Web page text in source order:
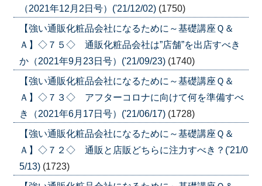
（2021年12月2日号）('21/12/02) (1750)
【強い通販化粧品会社になるために～基礎講座Ｑ＆
Ａ】◇７５◇ 通販化粧品会社は”店舗”を出店すべき
か（2021年9月23日号）('21/09/23) (1740)
【強い通販化粧品会社になるために～基礎講座Ｑ＆
Ａ】◇７３◇ アフターコロナに向けて何を準備すべ
き（2021年6月17日号）('21/06/17) (1728)
【強い通販化粧品会社になるために～基礎講座Ｑ＆
Ａ】◇７２◇ 通販と店販どちらに注力すべき？('21/0
5/13) (1723)